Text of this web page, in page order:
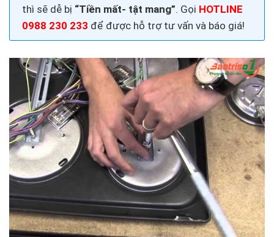
thì sẽ dễ bị “Tiền mất- tật mang”. Gọi HOTLINE
0988 230 233 để được hỗ trợ tư vấn và báo giá!